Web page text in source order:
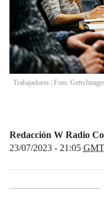
Trabajadores | Foto:
Redacción W Radio
23/07/2023 - 21:05